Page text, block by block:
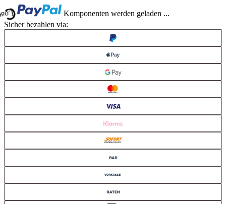
Komponenten werden geladen ...
Sicher bezahlen via: